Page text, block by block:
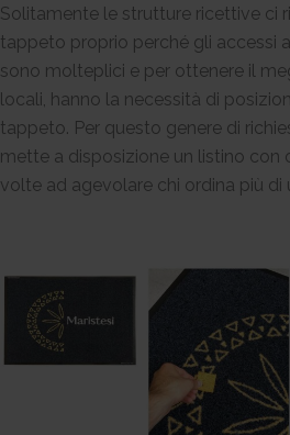
Solitamente le strutture ricettive ci
tappeto proprio perché gli accessi
sono molteplici e per ottenere il
locali, hanno la necessità di
tappeto. Per questo genere di
mette a disposizione un listino con
volte ad agevolare chi ordina più di